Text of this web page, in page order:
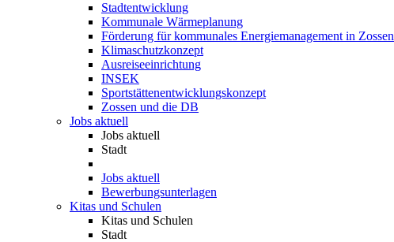
Stadtentwicklung
Kommunale Wärmeplanung
Förderung für kommunales Energiemanagement in Zossen
Klimaschutzkonzept
Ausreiseeinrichtung
INSEK
Sportstättenentwicklungskonzept
Zossen und die DB
Jobs aktuell
Jobs aktuell
Stadt
Jobs aktuell
Bewerbungsunterlagen
Kitas und Schulen
Kitas und Schulen
Stadt